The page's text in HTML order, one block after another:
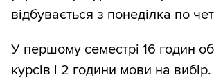
відбувається з понеділка по
У першому семестрі 16 годин
курсів і 2 години мови на